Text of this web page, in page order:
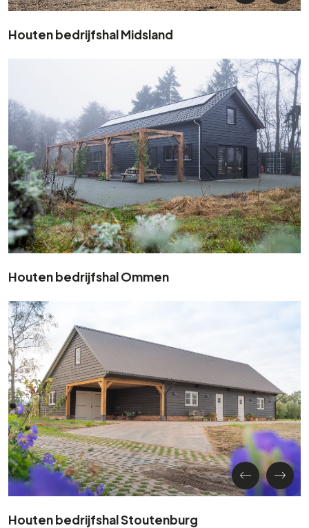
Houten bedrijfshal Midsland
Houten bedrijfshal Ommen
Houten bedrijfshal Stoutenburg